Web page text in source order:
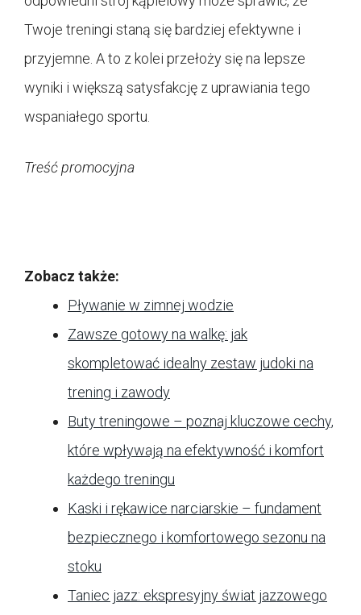
Twoje treningi staną się bardziej efektywne i
przyjemne. A to z kolei przełoży się na lepsze
wyniki i większą satysfakcję z uprawiania tego
wspaniałego sportu.
Treść promocyjna
Zobacz także:
Pływanie w zimnej wodzie
Zawsze gotowy na walkę: jak
skompletować idealny zestaw judoki na
trening i zawody
Buty treningowe – poznaj kluczowe cechy,
które wpływają na efektywność i komfort
każdego treningu
Kaski i rękawice narciarskie – fundament
bezpiecznego i komfortowego sezonu na
stoku
Taniec jazz: ekspresyjny świat jazzowego